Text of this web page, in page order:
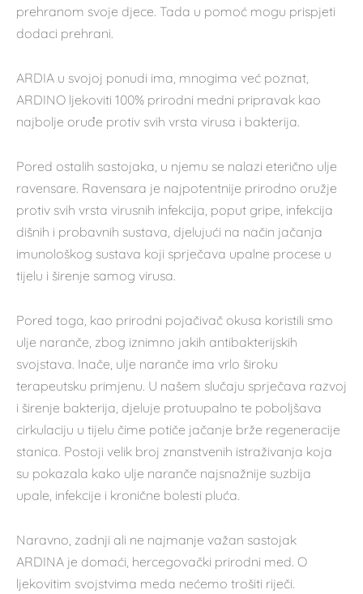
prehranom svoje djece. Tada u pomoć mogu prispjeti
dodaci prehrani.
ARDIA u svojoj ponudi ima, mnogima već poznat,
ARDINO ljekoviti 100% prirodni medni pripravak kao
najbolje oruđe protiv svih vrsta virusa i bakterija.
Pored ostalih sastojaka, u njemu se nalazi eterično ulje
ravensare. Ravensara je najpotentnije prirodno oružje
protiv svih vrsta virusnih infekcija, poput gripe, infekcija
dišnih i probavnih sustava, djelujući na način jačanja
imunološkog sustava koji sprječava upalne procese u
tijelu i širenje samog virusa.
Pored toga, kao prirodni pojačivač okusa koristili smo
ulje naranče, zbog iznimno jakih antibakterijskih
svojstava. Inače, ulje naranče ima vrlo široku
terapeutsku primjenu. U našem slučaju sprječava razvoj
i širenje bakterija, djeluje protuupalno te poboljšava
cirkulaciju u tijelu čime potiče jačanje brže regeneracije
stanica. Postoji velik broj znanstvenih istraživanja koja
su pokazala kako ulje naranče najsnažnije suzbija
upale, infekcije i kronične bolesti pluća.
Naravno, zadnji ali ne najmanje važan sastojak
ARDINA je domaći, hercegovački prirodni med. O
ljekovitim svojstvima meda nećemo trošiti riječi.